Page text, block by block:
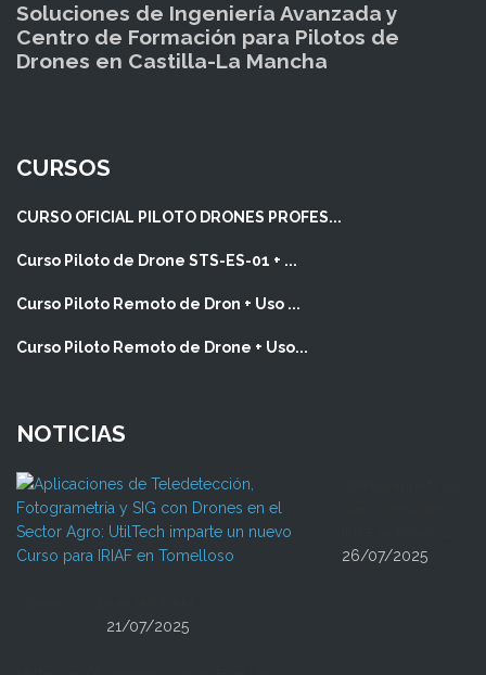
Soluciones de Ingeniería Avanzada y
Centro de Formación para Pilotos de
Drones en Castilla-La Mancha
CURSOS
CURSO OFICIAL PILOTO DRONES PROFES...
Curso Piloto de Drone STS-ES-01 + ...
Curso Piloto Remoto de Dron + Uso ...
Curso Piloto Remoto de Drone + Uso...
NOTICIAS
26/07/2025
21/07/2025